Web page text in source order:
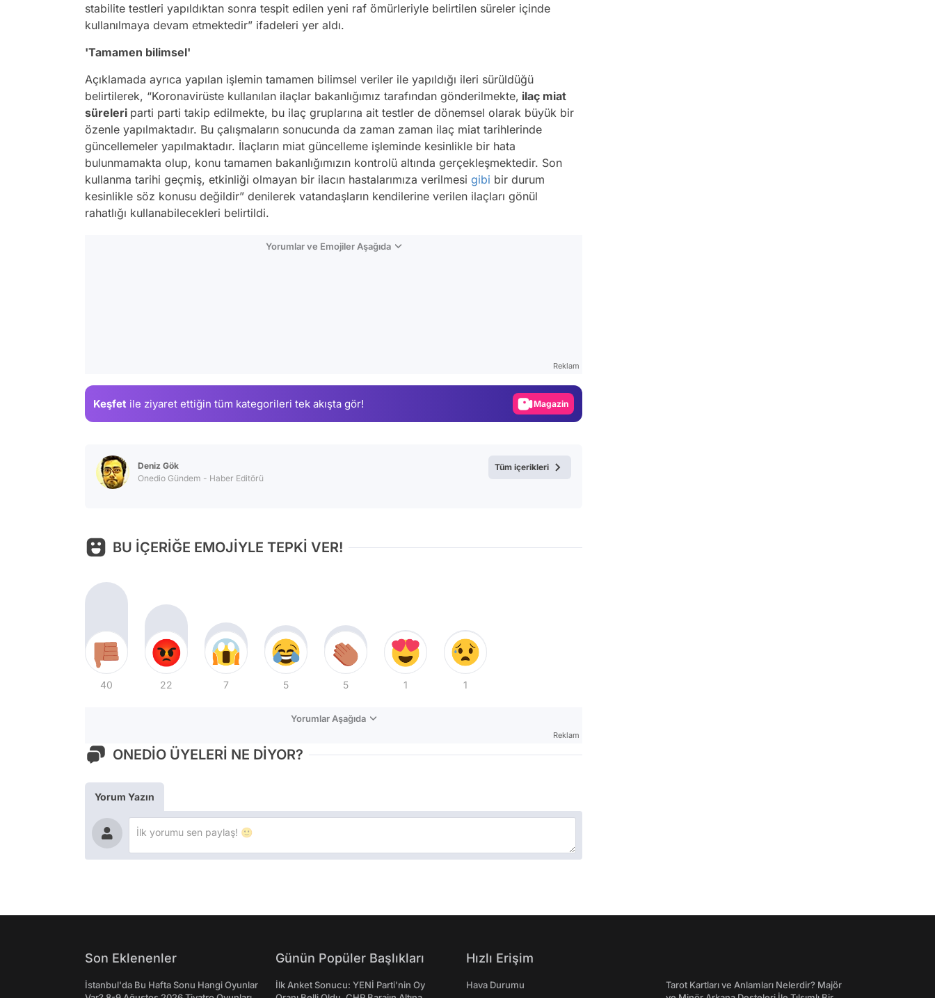
stabilite testleri yapıldıktan sonra tespit edilen yeni raf ömürleriyle belirtilen süreler içinde
kullanılmaya devam etmektedir” ifadeleri yer aldı.
'Tamamen bilimsel'
Açıklamada ayrıca yapılan işlemin tamamen bilimsel veriler ile yapıldığı ileri sürüldüğü
belirtilerek, “Koronavirüste kullanılan ilaçlar bakanlığımız tarafından gönderilmekte, ilaç miat
süreleri parti parti takip edilmekte, bu ilaç gruplarına ait testler de dönemsel olarak büyük bir
özenle yapılmaktadır. Bu çalışmaların sonucunda da zaman zaman ilaç miat tarihlerinde
güncellemeler yapılmaktadır. İlaçların miat güncelleme işleminde kesinlikle bir hata
bulunmamakta olup, konu tamamen bakanlığımızın kontrolü altında gerçekleşmektedir. Son
kullanma tarihi geçmiş, etkinliği olmayan bir ilacın hastalarımıza verilmesi gibi bir durum
kesinlikle söz konusu değildir” denilerek vatandaşların kendilerine verilen ilaçları gönül
rahatlığı kullanabilecekleri belirtildi.
Yorumlar ve Emojiler Aşağıda
Reklam
Keşfet ile ziyaret ettiğin tüm kategorileri tek akışta gör! Magazin
Deniz Gök
Onedio Gündem - Haber Editörü
Tüm içerikleri
BU İÇERİĞE EMOJİYLE TEPKİ VER!
40 22 7 5 5 1 1
Yorumlar Aşağıda
Reklam
ONEDİO ÜYELERİ NE DİYOR?
Yorum Yazın
Son Eklenenler
İstanbul'da Bu Hafta Sonu Hangi Oyunlar
Günün Popüler Başlıkları
İlk Anket Sonucu: YENİ Parti'nin Oy
Hızlı Erişim
Hava Durumu
Tarot Kartları ve Anlamları Nelerdir? Majör